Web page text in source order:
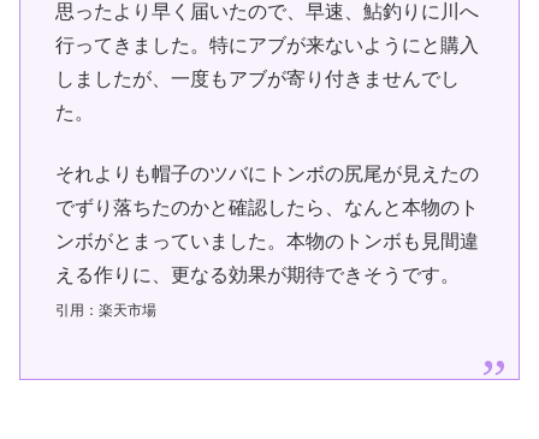
思ったより早く届いたので、早速、鮎釣りに川へ
行ってきました。特にアブが来ないようにと購入
しましたが、一度もアブが寄り付きませんでし
た。
それよりも帽子のツバにトンボの尻尾が見えたの
でずり落ちたのかと確認したら、なんと本物のト
ンボがとまっていました。本物のトンボも見間違
える作りに、更なる効果が期待できそうです。
引用：楽天市場